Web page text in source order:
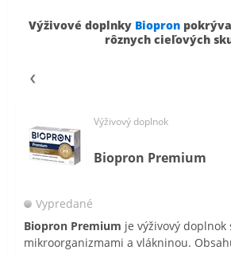
Výživové doplnky Biopron
rôznych cieľových
Výživový doplnok
Biopron Premium
Vypredané
Biopron Premium je výživový doplnok
mikroorganizmami a vlákninou.